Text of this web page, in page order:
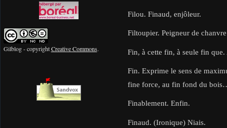
Gilblog - copyrightCreative Commons.
Filou. Finaud, enjôleur.
Filtoupier. Peigneur de
Fin, à cette fin, à seule fin
Fin. Exprime le sens de
fine force, au fin fond du
Finablement. Enfin.
Finaud. (Ironique) Niais.